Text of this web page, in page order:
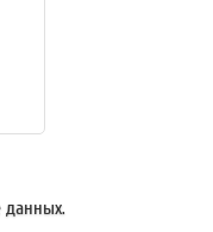
данных.